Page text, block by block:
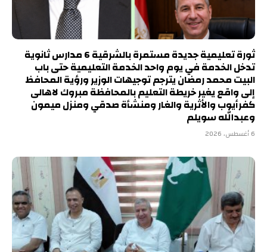
ثورة تعليمية جديدة مستمرة بالشرقية 6 مدارس ثانوية
تدخل الخدمة في يوم واحد الخدمة التعليمية حتى باب
البيت محمد رمضان يترجم توجيهات الوزير ورؤية المحافظ
إلى واقع يغير خريطة التعليم بالمحافظة مبروك لاهالى
كفرأيوب والأثرية والغار ومنشأة صدقي ومنزل ميمون
وعبدالله سويلم
6 أغسطس، 2026